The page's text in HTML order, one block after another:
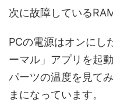
次に故障している
PCの電源はオンにし
ーマル」アプリを起動
パーツの温度を見て
まになっています。